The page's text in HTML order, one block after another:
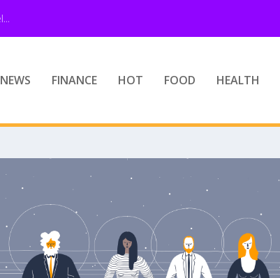
NEWS FINANCE HOT FOOD HEALTH